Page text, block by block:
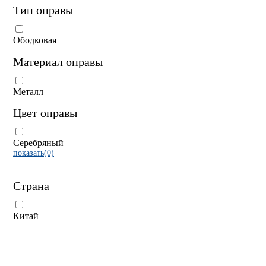
Тип оправы
Ободковая
Материал оправы
Металл
Цвет оправы
Серебряный
показать(0)
Страна
Китай